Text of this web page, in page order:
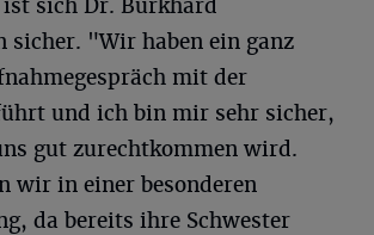
sich Dr. Burkhard
sicher. "Wir haben ein ganz
mit der
und ich bin mir sehr sicher,
gut zurechtkommen wird.
wir in einer besonderen
da bereits ihre Schwester